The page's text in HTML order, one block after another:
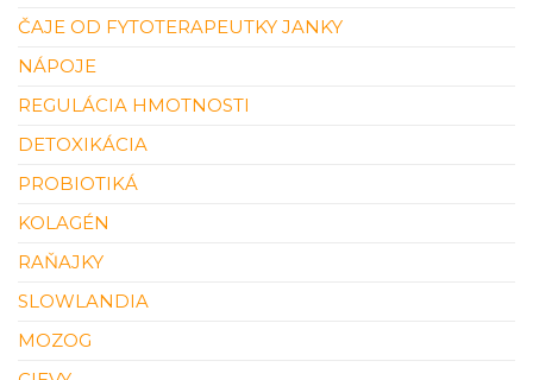
ČAJE OD FYTOTERAPEUTKY JANKY
NÁPOJE
REGULÁCIA HMOTNOSTI
DETOXIKÁCIA
PROBIOTIKÁ
KOLAGÉN
RAŇAJKY
SLOWLANDIA
MOZOG